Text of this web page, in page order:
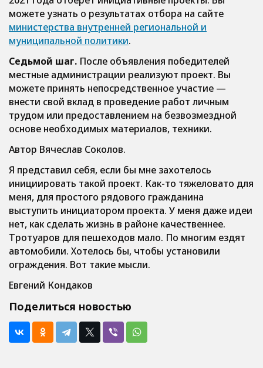
можете узнать о результатах отбора на сайте
министерства внутренней региональной и
муниципальной политики.
Седьмой шаг. После объявления победителей
местные администрации реализуют проект. Вы
можете принять непосредственное участие —
внести свой вклад в проведение работ личным
трудом или предоставлением на безвозмездной
основе необходимых материалов, техники.
Автор Вячеслав Соколов.
Я представил себя, если бы мне захотелось
инициировать такой проект. Как-то тяжеловато для
меня, для простого рядового гражданина
выступить инициатором проекта. У меня даже идеи
нет, как сделать жизнь в районе качественнее.
Тротуаров для пешеходов мало. По многим ездят
автомобили. Хотелось бы, чтобы установили
ограждения. Вот такие мысли.
Евгений Кондаков
Поделиться новостью